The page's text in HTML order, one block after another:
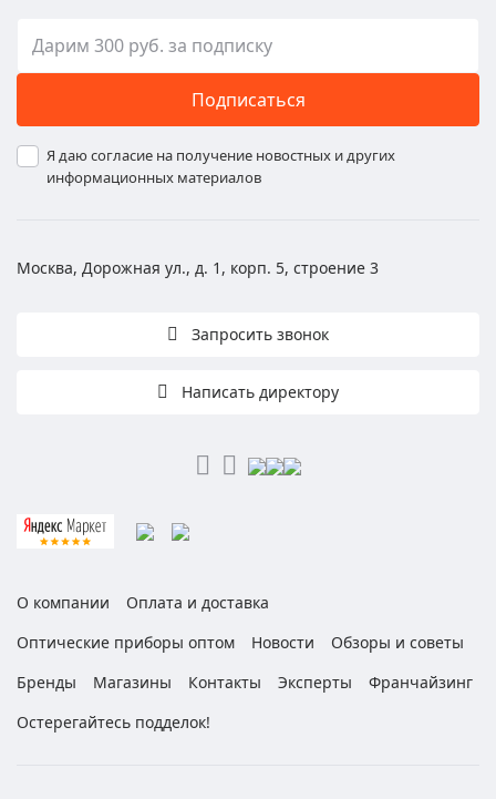
Подписаться
Я даю согласие на получение новостных и других
информационных материалов
Москва, Дорожная ул., д. 1, корп. 5, строение 3
Запросить звонок
Написать директору
О компании
Оплата и доставка
Оптические приборы оптом
Новости
Обзоры и советы
Бренды
Магазины Контакты Эксперты
Франчайзинг
Остерегайтесь подделок!